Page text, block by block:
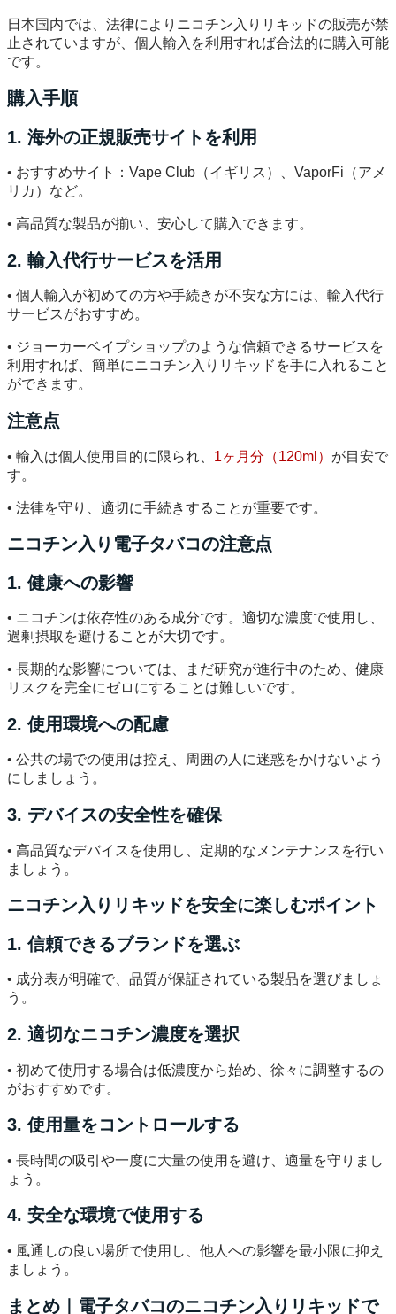
日本国内では、法律によりニコチン入りリキッドの販売が禁
止されていますが、個人輸入を利用すれば合法的に購入可能
です。
購入手順
1. 海外の正規販売サイトを利用
• おすすめサイト：Vape Club（イギリス）、VaporFi（アメ
リカ）など。
• 高品質な製品が揃い、安心して購入できます。
2. 輸入代行サービスを活用
• 個人輸入が初めての方や手続きが不安な方には、輸入代行
サービスがおすすめ。
• ジョーカーベイプショップのような信頼できるサービスを
利用すれば、簡単にニコチン入りリキッドを手に入れること
ができます。
注意点
• 輸入は個人使用目的に限られ、 1ヶ月分（120ml） が目安で
す。
• 法律を守り、適切に手続きすることが重要です。
ニコチン入り電子タバコの注意点
1. 健康への影響
• ニコチンは依存性のある成分です。適切な濃度で使用し、
過剰摂取を避けることが大切です。
• 長期的な影響については、まだ研究が進行中のため、健康
リスクを完全にゼロにすることは難しいです。
2. 使用環境への配慮
• 公共の場での使用は控え、周囲の人に迷惑をかけないよう
にしましょう。
3. デバイスの安全性を確保
• 高品質なデバイスを使用し、定期的なメンテナンスを行い
ましょう。
ニコチン入りリキッドを安全に楽しむポイント
1. 信頼できるブランドを選ぶ
• 成分表が明確で、品質が保証されている製品を選びましょ
う。
2. 適切なニコチン濃度を選択
• 初めて使用する場合は低濃度から始め、徐々に調整するの
がおすすめです。
3. 使用量をコントロールする
• 長時間の吸引や一度に大量の使用を避け、適量を守りまし
ょう。
4. 安全な環境で使用する
• 風通しの良い場所で使用し、他人への影響を最小限に抑え
ましょう。
まとめ｜電子タバコのニコチン入りリキッドで